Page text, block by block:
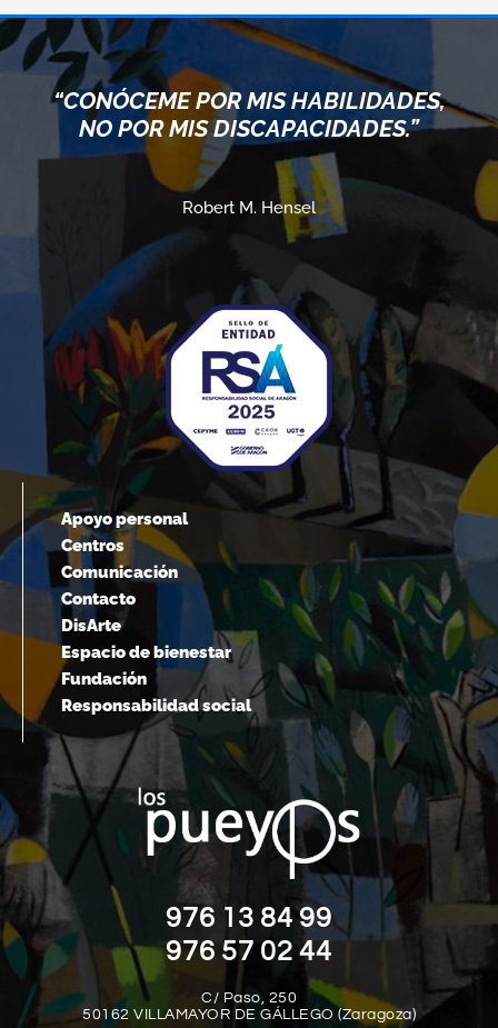
“CONÓCEME POR MIS HABILIDADES,
NO POR MIS DISCAPACIDADES.”
Robert M. Hensel
Apoyo personal
Centros
Comunicación
Contacto
DisArte
Espacio de bienestar
Fundación
Responsabilidad social
976 13 84 99
976 57 02 44
C/ Paso, 250
50162 VILLAMAYOR DE GÁLLEGO (Zaragoza)